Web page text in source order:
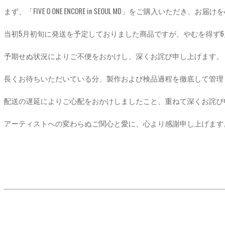
まず、「FIVE O ONE ENCORE in SEOUL MD」をご購入いただき、お
当初5月初旬に発送を予定しておりました商品ですが、やむを得
予期せぬ状況によりご不便をおかけし、深くお詫び申し上げます。
長くお待ちいただいている分、製作および検品過程を徹底して管理
配送の遅延によりご心配をおかけしましたこと、重ねて深くお詫
アーティストへの変わらぬご関心と愛に、心より感謝申し上げます。